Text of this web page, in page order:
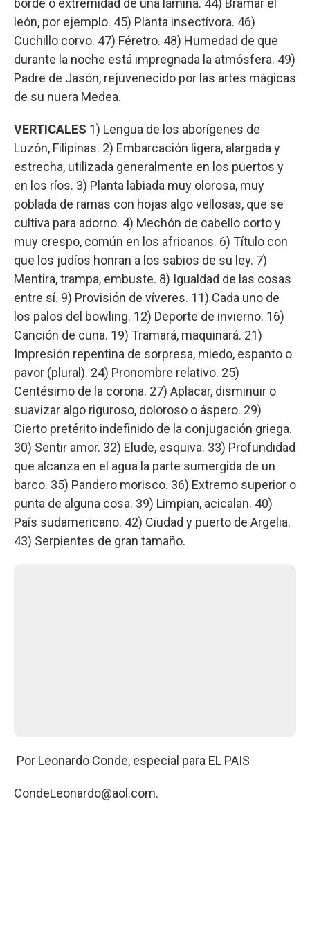
borde o extremidad de una lámina. 44) Bramar el
león, por ejemplo. 45) Planta insectívora. 46)
Cuchillo corvo. 47) Féretro. 48) Humedad de que
durante la noche está impregnada la atmósfera. 49)
Padre de Jasón, rejuvenecido por las artes mágicas
de su nuera Medea.
VERTICALES 1) Lengua de los aborígenes de
Luzón, Filipinas. 2) Embarcación ligera, alargada y
estrecha, utilizada generalmente en los puertos y
en los ríos. 3) Planta labiada muy olorosa, muy
poblada de ramas con hojas algo vellosas, que se
cultiva para adorno. 4) Mechón de cabello corto y
muy crespo, común en los africanos. 6) Título con
que los judíos honran a los sabios de su ley. 7)
Mentira, trampa, embuste. 8) Igualdad de las cosas
entre sí. 9) Provisión de víveres. 11) Cada uno de
los palos del bowling. 12) Deporte de invierno. 16)
Canción de cuna. 19) Tramará, maquinará. 21)
Impresión repentina de sorpresa, miedo, espanto o
pavor (plural). 24) Pronombre relativo. 25)
Centésimo de la corona. 27) Aplacar, disminuir o
suavizar algo riguroso, doloroso o áspero. 29)
Cierto pretérito indefinido de la conjugación griega.
30) Sentir amor. 32) Elude, esquiva. 33) Profundidad
que alcanza en el agua la parte sumergida de un
barco. 35) Pandero morisco. 36) Extremo superior o
punta de alguna cosa. 39) Limpian, acicalan. 40)
País sudamericano. 42) Ciudad y puerto de Argelia.
43) Serpientes de gran tamaño.
Por Leonardo Conde, especial para EL PAIS
CondeLeonardo@aol.com.